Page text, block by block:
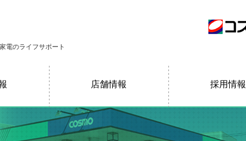
電のライフサポート
店舗情報 採用情報